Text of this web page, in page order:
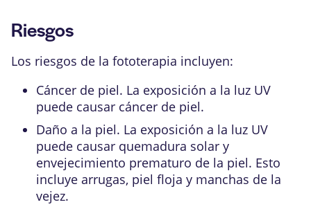
Riesgos
Los riesgos de la fototerapia incluyen:
Cáncer de piel. La exposición a la luz UV
puede causar cáncer de piel.
Daño a la piel. La exposición a la luz UV
puede causar quemadura solar y
envejecimiento prematuro de la piel. Esto
incluye arrugas, piel floja y manchas de la
vejez.